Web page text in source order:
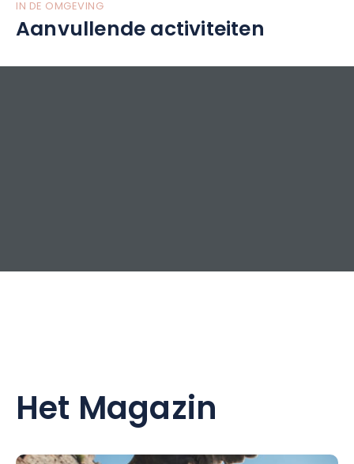
IN DE OMGEVING
Aanvullende activiteiten
Het Magazin